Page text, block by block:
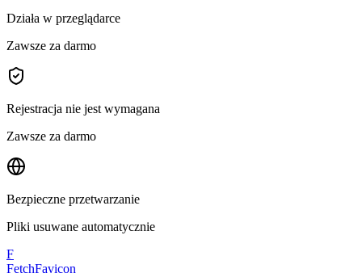
Działa w przeglądarce
Zawsze za darmo
Rejestracja nie jest wymagana
Zawsze za darmo
Bezpieczne przetwarzanie
Pliki usuwane automatycznie
F
FetchFavicon